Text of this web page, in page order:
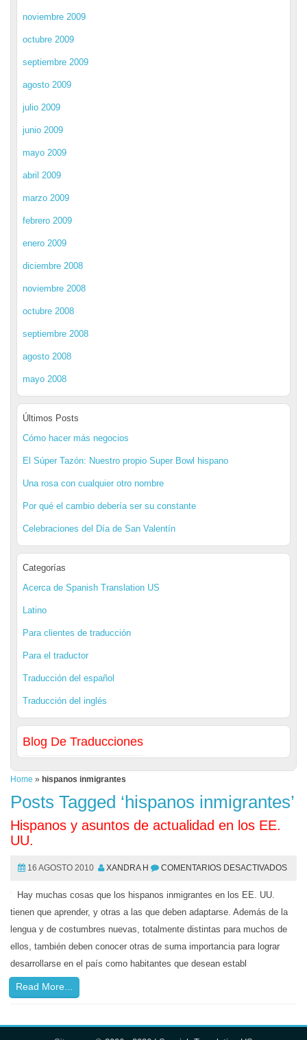
noviembre 2009
octubre 2009
septiembre 2009
agosto 2009
julio 2009
junio 2009
mayo 2009
abril 2009
marzo 2009
febrero 2009
enero 2009
diciembre 2008
noviembre 2008
octubre 2008
septiembre 2008
agosto 2008
mayo 2008
Últimos Posts
Cómo hacer más negocios
El Súper Tazón: Nuestro propio Super Bowl hispano
Una rosa con cualquier otro nombre
Por qué el cambio debería ser su constante
Celebraciones del Día de San Valentín
Categorías
Acerca de Spanish Translation US
Latino
Para clientes de traducción
Para el traductor
Traducción del español
Traducción del inglés
Blog De Traducciones
Home » hispanos inmigrantes
Posts Tagged ‘hispanos inmigrantes’
Hispanos y asuntos de actualidad en los EE.
UU.
16 AGOSTO 2010 XANDRA H COMENTARIOS DESACTIVADOS
Hay muchas cosas que los hispanos inmigrantes en los EE. UU.
tienen que aprender, y otras a las que deben adaptarse. Además de la
lengua y de costumbres nuevas, totalmente distintas para muchos de
ellos, también deben conocer otras de suma importancia para lograr
desarrollarse en el país como habitantes que desean establ
Read More...